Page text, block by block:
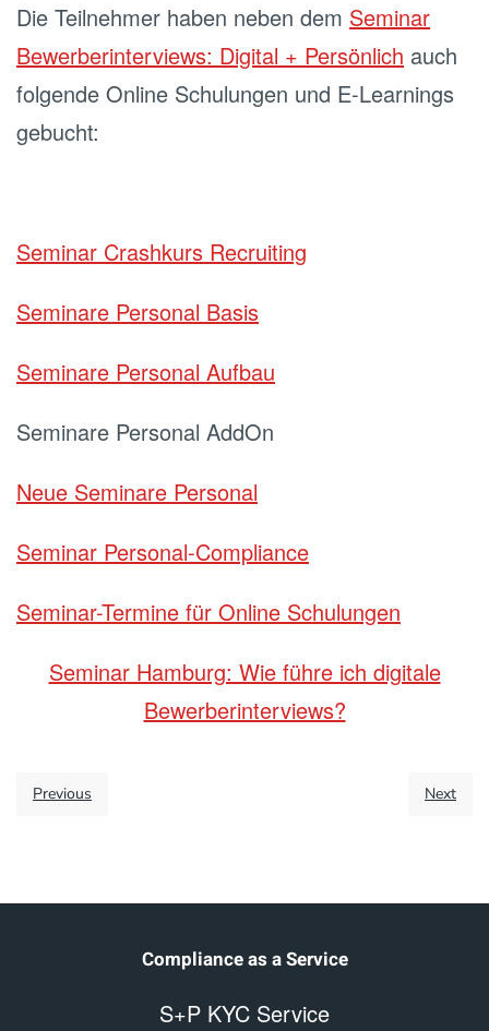
Die Teilnehmer haben neben dem Seminar
Bewerberinterviews: Digital + Persönlich auch
folgende Online Schulungen und E-Learnings
gebucht:
Seminar Crashkurs Recruiting
Seminare Personal Basis
Seminare Personal Aufbau
Seminare Personal AddOn
Neue Seminare Personal
Seminar Personal-Compliance
Seminar-Termine für Online Schulungen
Seminar Hamburg: Wie führe ich digitale
Bewerberinterviews?
Previous Next
Compliance as a Service
S+P KYC Service